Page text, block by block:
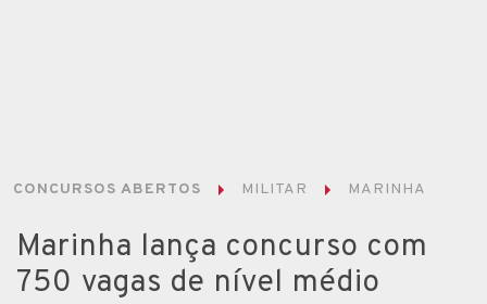
CONCURSOS ABERTOS MILITAR MARINHA
Marinha lança concurso com
750 vagas de nível médio